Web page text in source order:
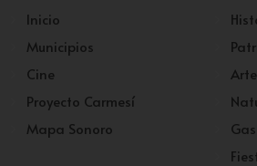
Inicio
Municipios
Cine
Proyecto Carmesí
Mapa Sonoro